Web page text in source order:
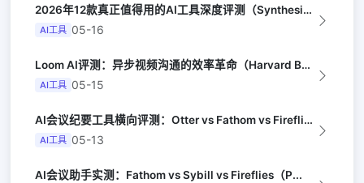
2026年12款真正值得用的AI工具深度评测（Synthesia评选）
AI工具 05-16
Loom AI评测：异步视频沟通的效率革命（Harvard Business R...
AI工具 05-15
AI会议纪要工具横向评测：Otter vs Fathom vs Fireflie...
AI工具 05-13
AI会议助手实测：Fathom vs Sybill vs Fireflies（P...